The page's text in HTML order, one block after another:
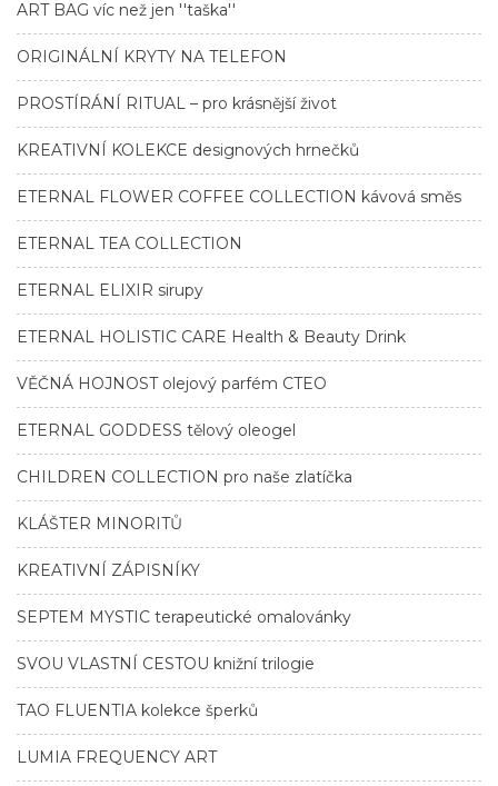
ART BAG víc než jen ''taška''
ORIGINÁLNÍ KRYTY NA TELEFON
PROSTÍRÁNÍ RITUAL – pro krásnější život
KREATIVNÍ KOLEKCE designových hrnečků
ETERNAL FLOWER COFFEE COLLECTION kávová směs
ETERNAL TEA COLLECTION
ETERNAL ELIXIR sirupy
ETERNAL HOLISTIC CARE Health & Beauty Drink
VĚČNÁ HOJNOST olejový parfém CTEO
ETERNAL GODDESS tělový oleogel
CHILDREN COLLECTION pro naše zlatíčka
KLÁŠTER MINORITŮ
KREATIVNÍ ZÁPISNÍKY
SEPTEM MYSTIC terapeutické omalovánky
SVOU VLASTNÍ CESTOU knižní trilogie
TAO FLUENTIA kolekce šperků
LUMIA FREQUENCY ART